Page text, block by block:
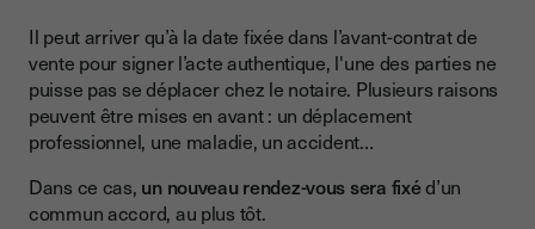
Il peut arriver qu’à la date fixée dans l’avant-contrat de
vente pour signer l’acte authentique, l'une des parties ne
puisse pas se déplacer chez le notaire. Plusieurs raisons
peuvent être mises en avant : un déplacement
professionnel, une maladie, un accident…
Dans ce cas, un nouveau rendez-vous sera fixéd’un
commun accord, au plus tôt.